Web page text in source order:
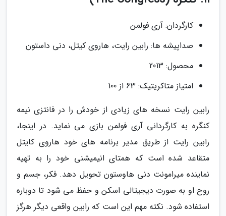
کارگردان: آری فولمن
صداپیشه ها: رابین رایت، هاروی کیتل، دنی داستون
محصول: 2013
امتیاز متاکریتیک: 63 از 100
رابین رایت نسخه های زیادی از خودش را در فانتزی نیمه
کنگره به کارگردانی آری فولمن بازی می نماید. در اینجا،
رابین رایت از طریق مدیر برنامه های خود هاروی کایتل
متقاعد شده است که همتای انیمیشنی خود را به تهیه
نماینده میرامونت دنی هاوستون تحویل دهد. فکر، جسم و
روح او به صورت دیجیتالی اسکن و حفظ می شود تا دوباره
استفاده شود. نکته مهم این است که رابین واقعی دیگر هرگز